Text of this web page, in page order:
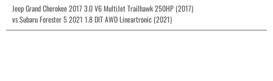
Jeep Grand Cherokee 2017 3.0 V6 MultiJet Trailhawk 250HP (2017)
vs Subaru Forester 5 2021 1.8 DIT AWD Lineartronic (2021)